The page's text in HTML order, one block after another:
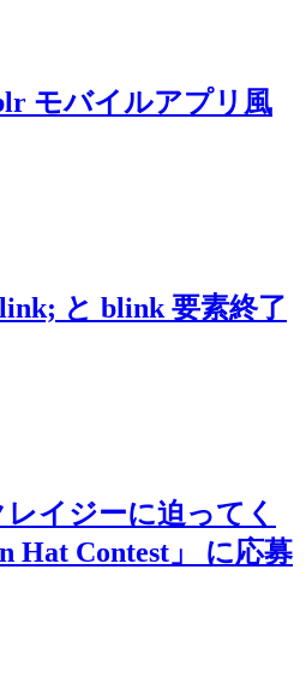
モバイルアプリ風
と blink 要素終了
イジーに迫ってく
Hat Contest」 に応募